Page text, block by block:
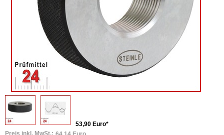
53,90 Euro*
Preis inkl. MwSt.: